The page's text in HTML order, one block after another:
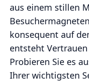
aus einem stillen
konsequent auf
entsteht
Probieren Sie es
Ihrer wichtigsten